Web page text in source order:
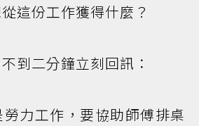
這份工作獲得什麼？
到二分鐘立刻回訊：
勞力工作，要協助師傅排桌